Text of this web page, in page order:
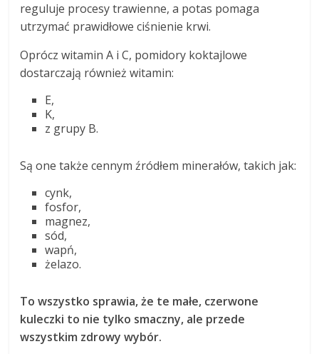
reguluje procesy trawienne, a potas pomaga
utrzymać prawidłowe ciśnienie krwi.
Oprócz witamin A i C, pomidory koktajlowe
dostarczają również witamin:
E,
K,
z grupy B.
Są one także cennym źródłem minerałów, takich jak:
cynk,
fosfor,
magnez,
sód,
wapń,
żelazo.
To wszystko sprawia, że te małe, czerwone
kuleczki to nie tylko smaczny, ale przede
wszystkim zdrowy wybór.